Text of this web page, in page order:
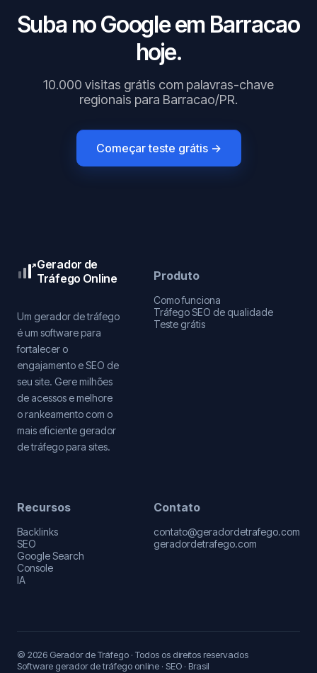
Suba no Google em Barracao
hoje.
10.000 visitas grátis com palavras-chave
regionais para Barracao/PR.
Começar teste grátis →
Gerador de
Tráfego Online
Um gerador de tráfego
é um software para
fortalecer o
engajamento e SEO de
seu site. Gere milhões
de acessos e melhore
o rankeamento com o
mais eficiente gerador
de tráfego para sites.
Produto
Como funciona
Tráfego SEO de qualidade
Teste grátis
Recursos
Backlinks
SEO
Google Search
Console
IA
Contato
contato@geradordetrafego.com
geradordetrafego.com
© 2026 Gerador de Tráfego · Todos os direitos reservados
Software gerador de tráfego online · SEO · Brasil